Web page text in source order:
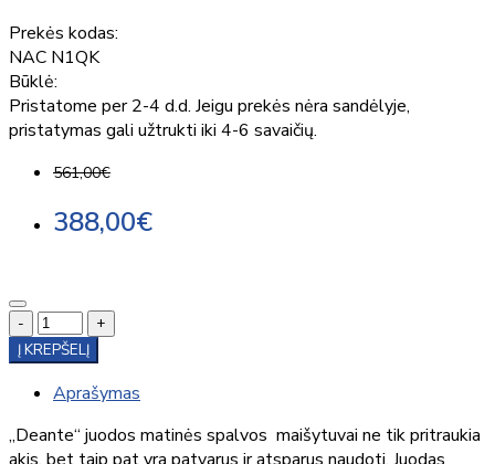
Prekės kodas:
NAC N1QK
Būklė:
Pristatome per 2-4 d.d. Jeigu prekės nėra sandėlyje,
pristatymas gali užtrukti iki 4-6 savaičių.
561,00€
388,00€
-
+
Į KREPŠELĮ
Aprašymas
„Deante“ juodos matinės spalvos maišytuvai ne tik pritraukia